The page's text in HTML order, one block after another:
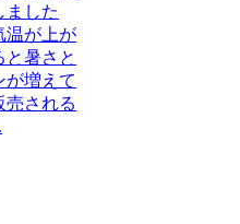
ました
温が上が
と暑さと
が増えて
売される